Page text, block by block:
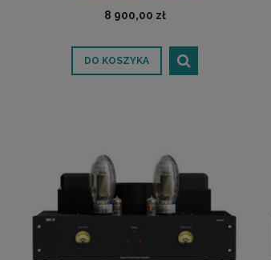
8 900,00 zł
DO KOSZYKA